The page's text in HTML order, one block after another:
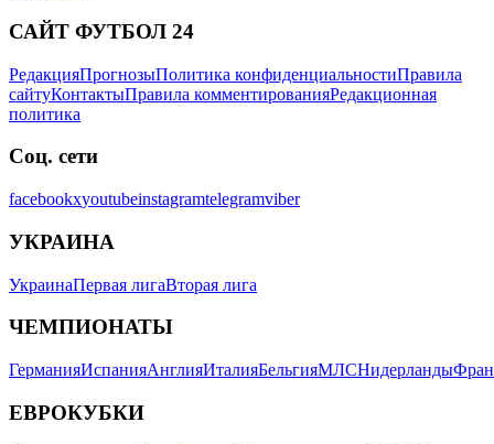
САЙТ ФУТБОЛ 24
РедакцияПрогнозыПолитика конфиденциальностиПравила
сайтуКонтактыПравила комментированияРедакционная
политика
Соц. сети
facebookxyoutubeinstagramtelegramviber
УКРАИНА
УкраинаПервая лигаВторая лига
ЧЕМПИОНАТЫ
ГерманияИспанияАнглияИталияБельгияМЛСНидерланды
ЕВРОКУБКИ